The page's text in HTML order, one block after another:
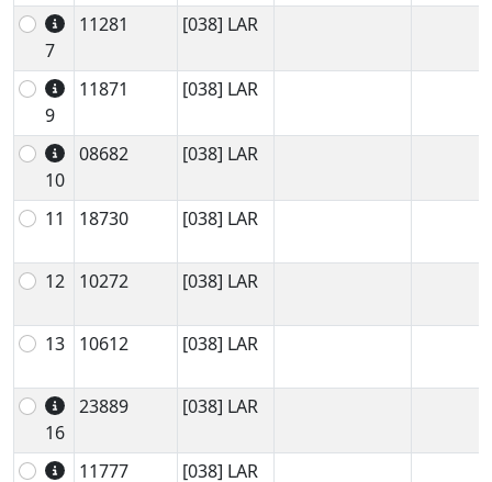
7
11281 [038] LAR
9
11871 [038] LAR
10
08682 [038] LAR
11 18730 [038] LAR
12 10272 [038] LAR
13 10612 [038] LAR
16
23889 [038] LAR
11777 [038] LAR